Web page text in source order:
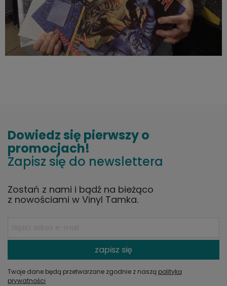
Dowiedz się pierwszy o
promocjach!
Zapisz się do newslettera
Zostań z nami i bądź na bieżąco
z nowościami w Vinyl Tamka.
zapisz się
Twoje dane będą przetwarzane zgodnie z naszą polityką
prywatności